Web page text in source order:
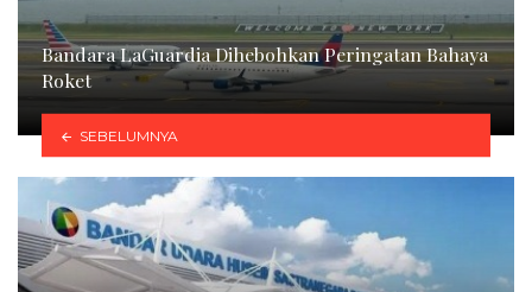
Bandara LaGuardia Dihebohkan Peringatan Bahaya
Roket
SEBELUMNYA